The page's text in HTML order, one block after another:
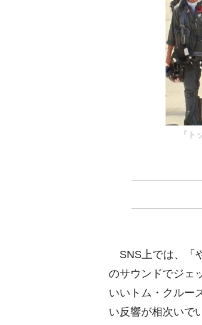
『ト
SNS上では、「
のサウンドでジェ
いいトム・クルー
い反響が相次いで